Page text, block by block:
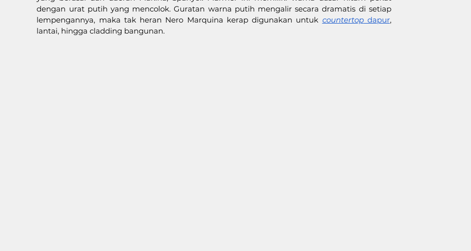
dengan urat putih yang mencolok. Guratan warna putih mengalir secara dramatis di setiap
lempengannya, maka tak heran Nero Marquina kerap digunakan untuk countertop dapur,
lantai, hingga cladding bangunan.